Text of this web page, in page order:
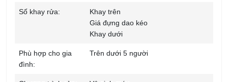
Số khay rửa:
Khay trên
Giá đựng dao kéo
Khay dưới
Phù hợp cho gia
đình:
Trên dưới 5 người